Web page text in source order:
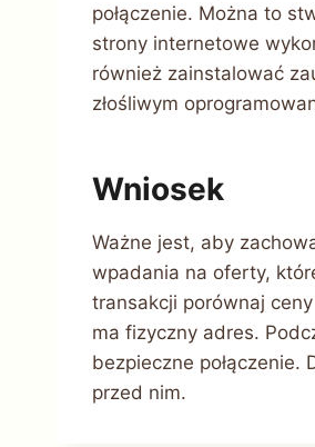
połączenie. Można to
strony internetowe
również zainstalować
złośliwym
Wniosek
Ważne jest, aby
wpadania na oferty,
transakcji porównaj
ma fizyczny adres.
bezpieczne
przed nim.